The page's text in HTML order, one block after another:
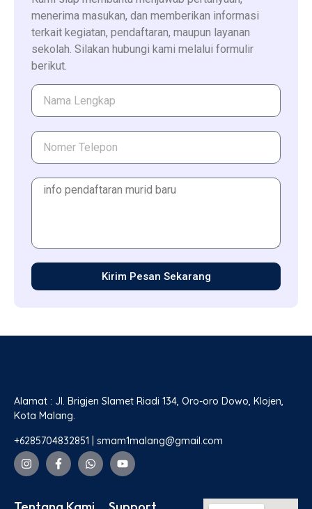
menerima masukan, dan memberikan informasi
terkait kegiatan, pendaftaran, maupun layanan
sekolah. Silakan hubungi kami melalui formulir
berikut.
Kirim Pesan Sekarang
Alamat : Jl. Brigjen Slamet Riadi 134, Oro-oro Dowo, Klojen,
Kota Malang.
+6285704832851 | smam1malang@gmail.com